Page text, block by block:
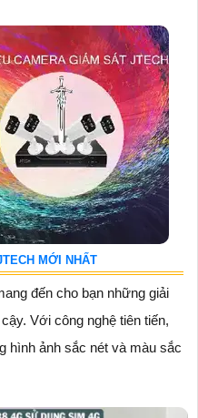
MỚI NHẤT
đến cho bạn những giải
Với công nghệ tiên tiến,
hình ảnh sắc nét và màu sắc